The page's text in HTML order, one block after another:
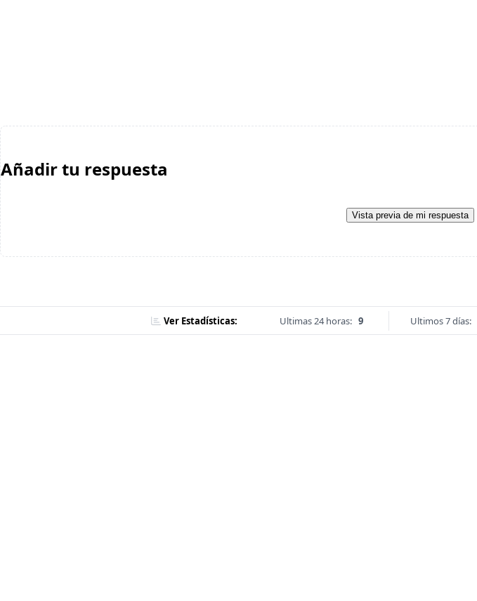
Añadir tu respuesta
Vista previa de mi respuesta
Ver Estadísticas: Ultimas 24 horas: 9 Ultimos 7 días: